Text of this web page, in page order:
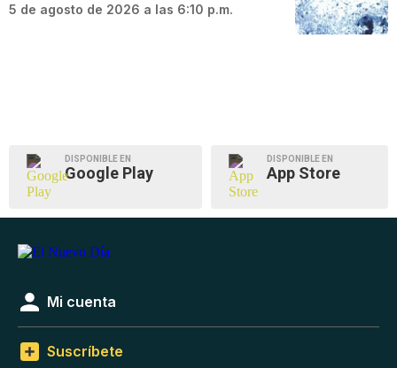
5 de agosto de 2026 a las 6:10 p.m.
DISPONIBLE EN
Google Play
DISPONIBLE EN
App Store
Mi cuenta
Suscríbete